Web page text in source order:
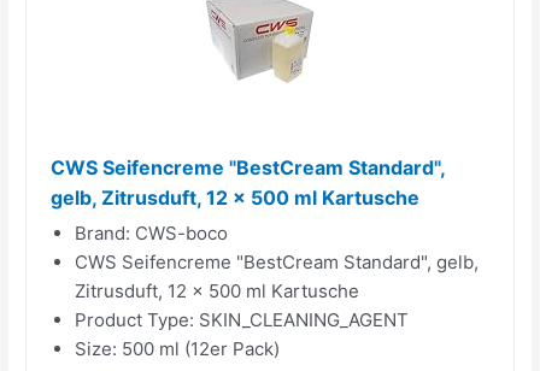
CWS Seifencreme "BestCream Standard",
gelb, Zitrusduft, 12 x 500 ml Kartusche
Brand: CWS-boco
CWS Seifencreme "BestCream Standard", gelb,
Zitrusduft, 12 x 500 ml Kartusche
Product Type: SKIN_CLEANING_AGENT
Size: 500 ml (12er Pack)